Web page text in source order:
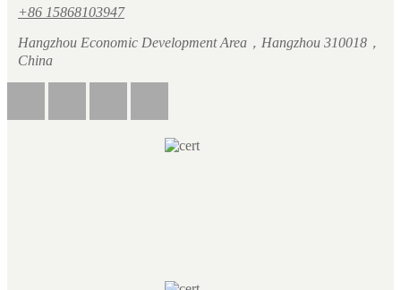
+86 15868103947
Hangzhou Economic Development Area，Hangzhou 310018，
China